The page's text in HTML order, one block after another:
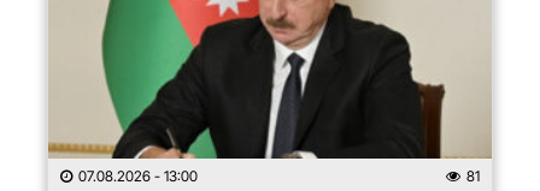
07.08.2026 - 13:00 81